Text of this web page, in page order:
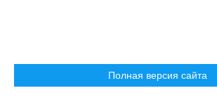
Полная версия сайта